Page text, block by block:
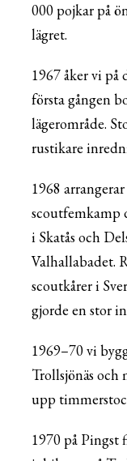
000 pojkar på
lägret.
1967 åker vi
första gången
lägerområde.
rustikare
1968
scoutfemkamp
i Skatås och
Valhallabadet.
scoutkårer i
gjorde en stor
1969–70 vi
Trollsjönäs och
upp
1970 på Pingst